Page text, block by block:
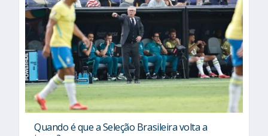
Quando é que a Seleção Brasileira volta a